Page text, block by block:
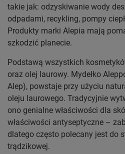
takie jak: odzyskiwanie wody
odpadami, recykling, pompy
Produkty marki Alepia mają
szkodzić planecie.
Podstawą wszystkich
oraz olej laurowy. Mydełko
Alep), powstaje przy użyciu
oleju laurowego. Tradycyjnie
ono genialne właściwości dla
właściwości antyseptyczne –
dlatego często polecany jest do
trądzikowej.